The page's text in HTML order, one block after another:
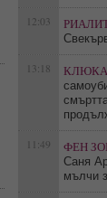
12:03
13:18
11:49 ФЕН
Саня
мълчи